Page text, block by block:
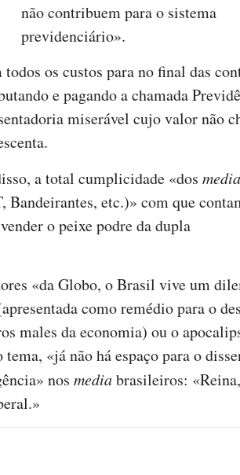
não contribuem para o sistema
previdenciário».
os custos para no final das
e pagando a chamada
miserável cujo valor não
a total cumplicidade «dos media
Bandeirantes, etc.)» com que
o peixe podre da dupla
«da Globo, o Brasil vive um
como remédio para o
males da economia) ou o
«já não há espaço para o
nos mediabrasileiros: